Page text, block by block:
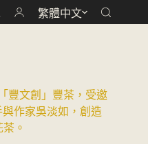
繁體中文
豐文創」豐茶，受邀
作家吳淡如，創造
。